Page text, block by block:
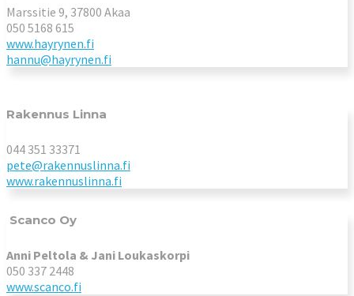
Marssitie 9, 37800 Akaa
050 5168 615
www.hayrynen.fi
hannu@hayrynen.fi
Rakennus Linna
044 351 33371
pete@rakennuslinna.fi
www.rakennuslinna.fi
Scanco Oy
Anni Peltola & Jani Loukaskorpi
050 337 2448
www.scanco.fi